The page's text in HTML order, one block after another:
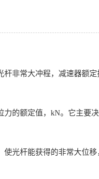
非常大冲程，减速器额
的额定值，kN。它主要
光杆能获得的非常大位